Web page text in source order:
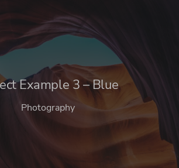
Example 3 – Blue
Photography